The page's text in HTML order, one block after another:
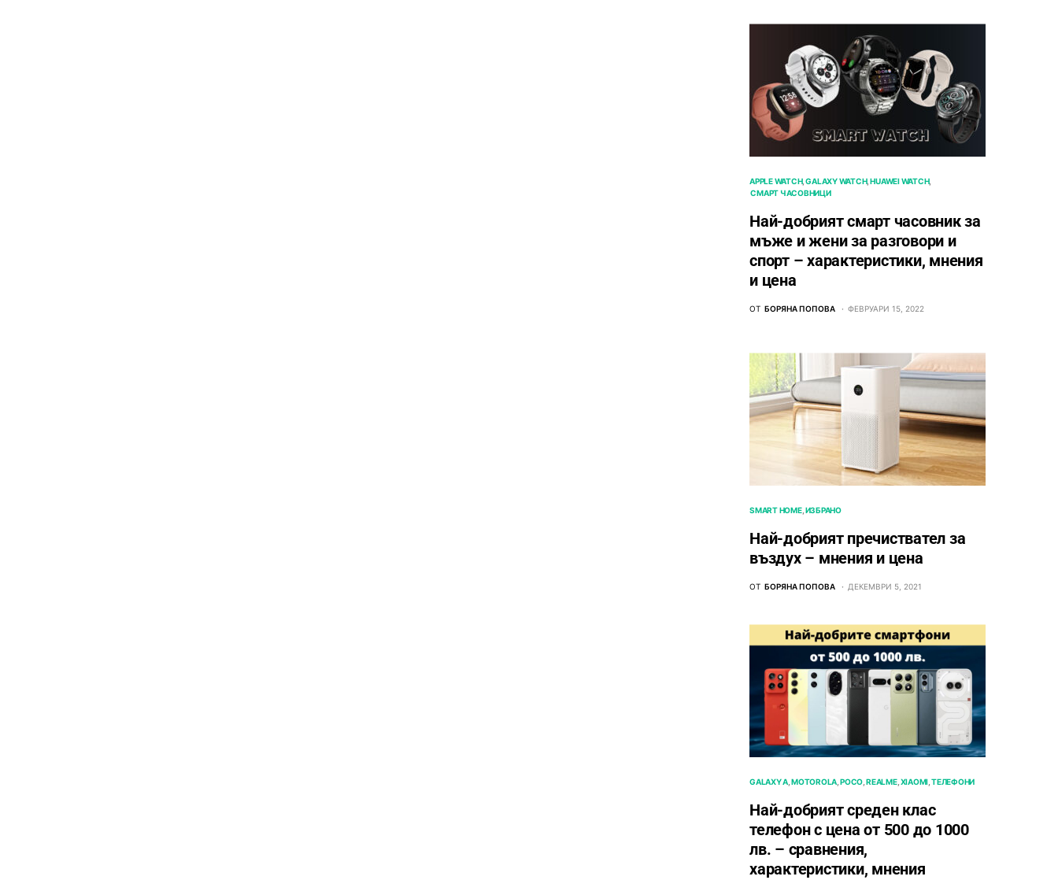
APPLE WATCH GALAXY WATCH HUAWEI WATCH
СМАРТ ЧАСОВНИЦИ
Най-добрият смарт часовник за
мъже и жени за разговори и
спорт – характеристики, мнения
и цена
ОТ БОРЯНА ПОПОВА ФЕВРУАРИ 15, 2022
SMART HOME ИЗБРАНО
Най-добрият пречиствател за
въздух – мнения и цена
ОТ БОРЯНА ПОПОВА ДЕКЕМВРИ 5, 2021
GALAXY A MOTOROLA POCO REALME XIAOMI ТЕЛЕФОНИ
Най-добрият среден клас
телефон с цена от 500 до 1000
лв. – сравнения,
характеристики, мнения